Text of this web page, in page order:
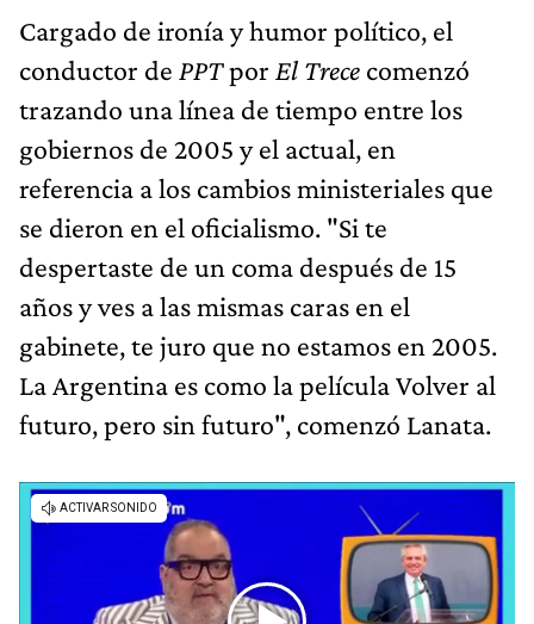
Cargado de ironía y humor político, el
conductor de PPTpor El Trece comenzó
trazando una línea de tiempo entre los
gobiernos de 2005 y el actual, en
referencia a los cambios ministeriales que
se dieron en el oficialismo. "Si te
despertaste de un coma después de 15
años y ves a las mismas caras en el
gabinete, te juro que no estamos en 2005.
La Argentina es como la película Volver al
futuro, pero sin futuro", comenzó Lanata.